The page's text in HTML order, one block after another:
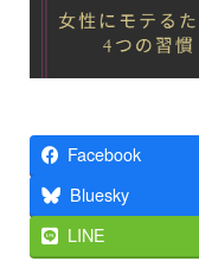
Facebook
Bluesky
LINE